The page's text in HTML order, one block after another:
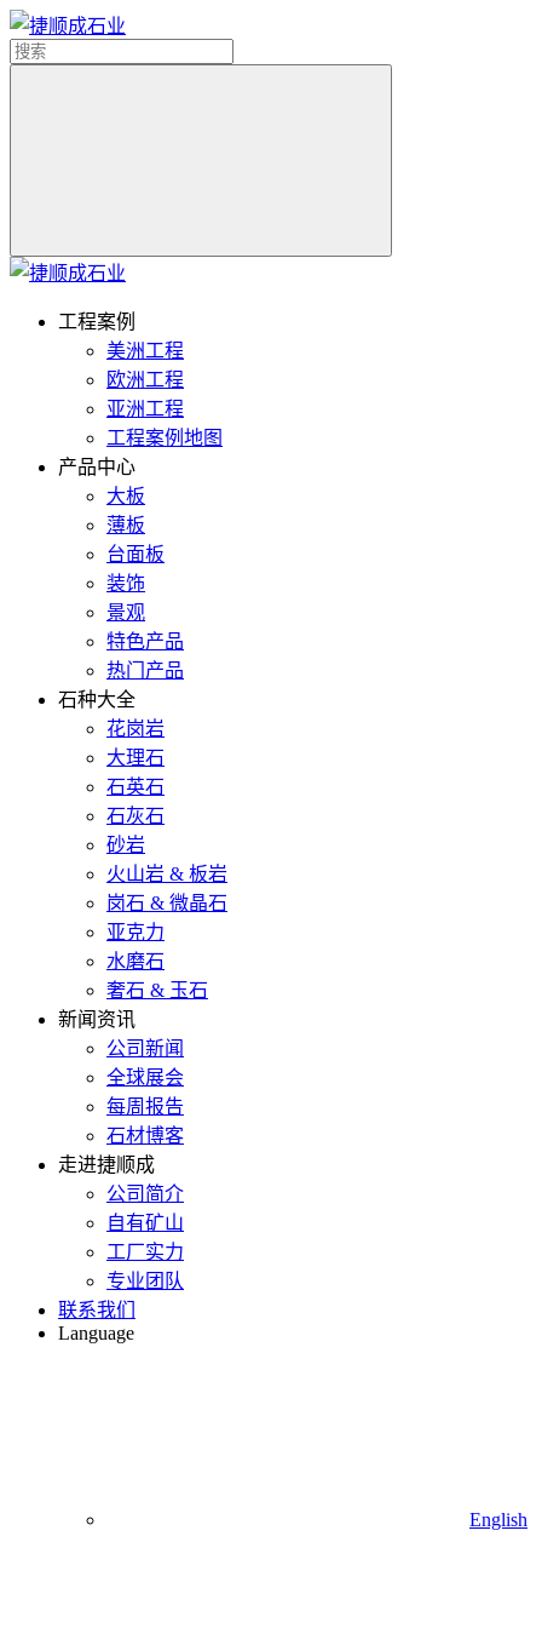
工程案例
美洲工程
欧洲工程
亚洲工程
工程案例地图
产品中心
大板
薄板
台面板
装饰
景观
特色产品
热门产品
石种大全
花岗岩
大理石
石英石
石灰石
砂岩
火山岩 & 板岩
岗石 & 微晶石
亚克力
水磨石
奢石 & 玉石
新闻资讯
公司新闻
全球展会
每周报告
石材博客
走进捷顺成
公司简介
自有矿山
工厂实力
专业团队
联系我们
Language
English